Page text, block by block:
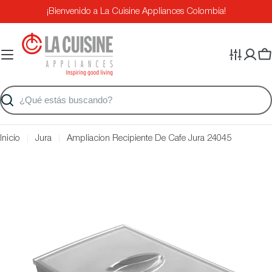
al
contenido
¡Bienvenido a La Cuisine Appliances Colombia!
Buscar
Inicio Jura Ampliacion Recipiente De Cafe Jura 24045